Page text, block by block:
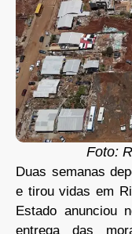
Foto:
Duas semanas
e tirou vidas em
Estado anunciou
entrega das